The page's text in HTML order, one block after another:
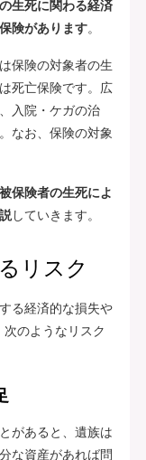
生死に関わる経済
険があります。
保険の対象者の生
死亡保険です。広
入院・ケガの治
なお、保険の対象
保険者の生死によ
していきます。
リスク
る経済的な損失や
のようなリスク
があると、遺族は
な資産があれば問